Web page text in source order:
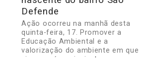
Defende
Ação ocorreu na manhã desta
quinta-feira, 17. Promover a
Educação Ambiental e a
valorização do ambiente em que
vivemos é o principal...